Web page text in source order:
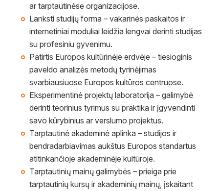
ar tarptautinėse organizacijose.
Lanksti studijų forma – vakarinės paskaitos ir
internetiniai moduliai leidžia lengvai derinti studijas
su profesiniu gyvenimu.
Patirtis Europos kultūrinėje erdvėje – tiesioginis
paveldo analizės metodų tyrinėjimas
svarbiausiuose Europos kultūros centruose.
Eksperimentinė projektų laboratorija – galimybė
derinti teorinius tyrimus su praktika ir įgyvendinti
savo kūrybinius ar verslumo projektus.
Tarptautinė akademinė aplinka – studijos ir
bendradarbiavimas aukštus Europos standartus
atitinkančioje akademinėje kultūroje.
Tarptautinių mainų galimybės – prieiga prie
tarptautinių kursų ir akademinių mainų, įskaitant